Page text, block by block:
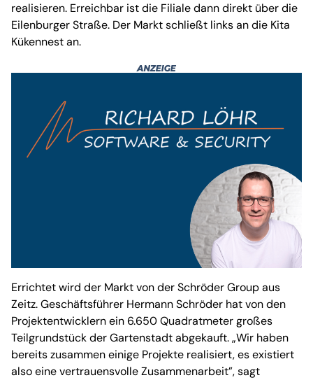
realisieren. Erreichbar ist die Filiale dann direkt über die
Eilenburger Straße. Der Markt schließt links an die Kita
Kükennest an.
Errichtet wird der Markt von der Schröder Group aus
Zeitz. Geschäftsführer Hermann Schröder hat von den
Projektentwicklern ein 6.650 Quadratmeter großes
Teilgrundstück der Gartenstadt abgekauft. „Wir haben
bereits zusammen einige Projekte realisiert, es existiert
also eine vertrauensvolle Zusammenarbeit”, sagt